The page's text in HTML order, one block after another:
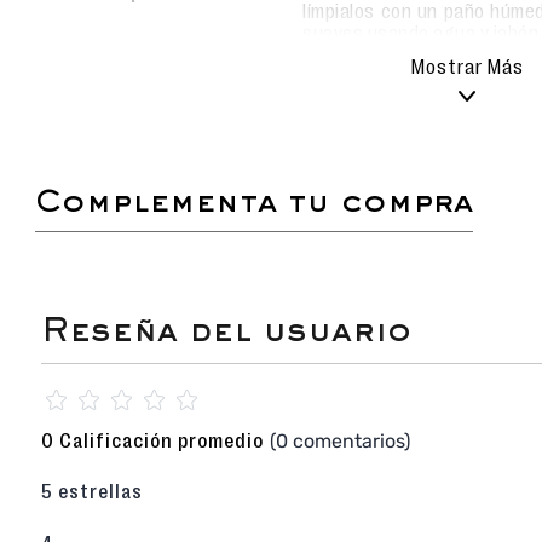
¡El compañero ideal para los días de descanso
Pantufla Premiumpara niño en color azul
casa.
Construcción Textil Integral: Elaborada
textil de alta calidad
una experiencia de uso sumamente suave y
acolchado ayuda a conservar el calor
sensación de bienestar inmediato.
límpialos con un paño
Evita el uso de
alterar el material.
Deja secar al aire libre,
Mostrar Más
complementa tu compra
☆ ☆ ☆ ☆ ☆
0 Calificación promedio (0 comentarios)
5 estrellas